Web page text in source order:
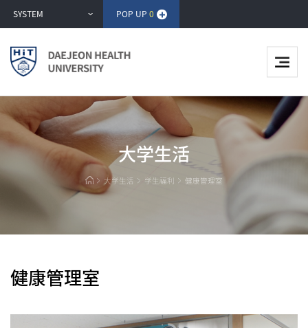
SYSTEM POP UP 0
大学生活
大学生活 学生福利 健康管理室
健康管理室